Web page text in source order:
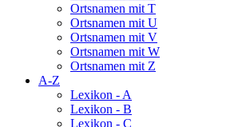
Ortsnamen mit T
Ortsnamen mit U
Ortsnamen mit V
Ortsnamen mit W
Ortsnamen mit Z
A-Z
Lexikon - A
Lexikon - B
Lexikon - C